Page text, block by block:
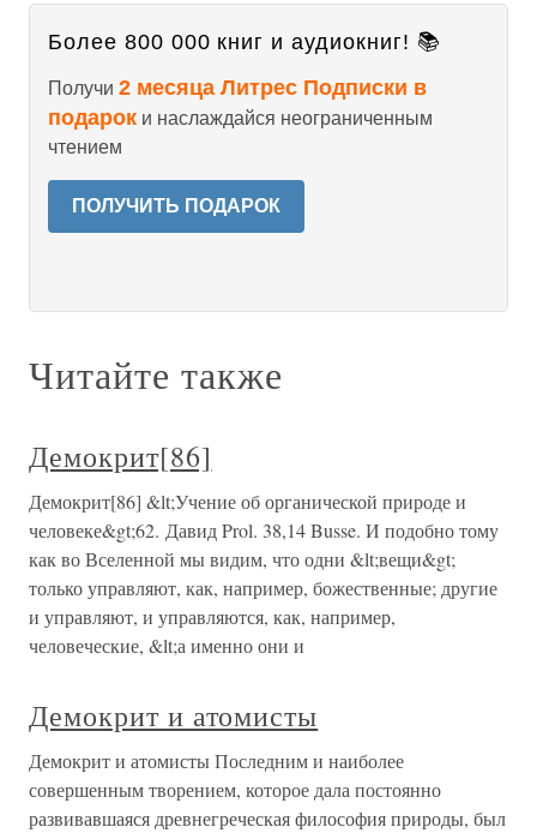
Более 800 000 книг и аудиокниг! 📚
Получи 2 месяца Литрес Подписки в
подарок и наслаждайся неограниченным
чтением
ПОЛУЧИТЬ ПОДАРОК
Читайте также
Демокрит[86]
Демокрит[86] &lt;Учение об органической природе и
человеке&gt;62. Давид Prol. 38,14 Busse. И подобно тому
как во Вселенной мы видим, что одни &lt;вещи&gt;
только управляют, как, например, божественные; другие
и управляют, и управляются, как, например,
человеческие, &lt;а именно они и
Демокрит и атомисты
Демокрит и атомисты Последним и наиболее
совершенным творением, которое дала постоянно
развивавшаяся древнегреческая философия природы, был